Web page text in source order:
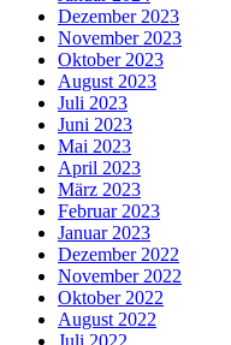
Dezember 2023
November 2023
Oktober 2023
August 2023
Juli 2023
Juni 2023
Mai 2023
April 2023
März 2023
Februar 2023
Januar 2023
Dezember 2022
November 2022
Oktober 2022
August 2022